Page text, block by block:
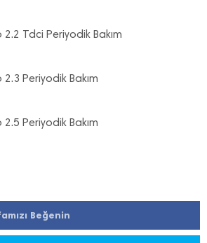
Tdci Periyodik Bakım
Periyodik Bakım
Periyodik Bakım
Beğenin